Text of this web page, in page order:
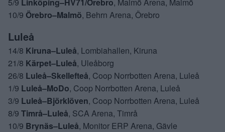
10/9 Örebro–Malmö, Behrn Arena, Örebro
Luleå
14/8 Kiruna–Luleå, Lombiahallen, Kiruna
21/8 Kärpet–Luleå, Uleåborg
26/8 Luleå–Skellefteå, Coop Norrbotten Arena, Luleå
1/9 Luleå–MoDo, Coop Norrbotten Arena, Luleå
3/9 Luleå–Björklöven, Coop Norrbotten Arena, Luleå
8/9 Timrå–Luleå, SCA Arena, Timrå
10/9 Brynäs–Luleå, Monitor ERP Arena, Gävle